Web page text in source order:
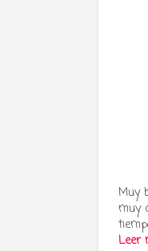
Muy
muy
Leer